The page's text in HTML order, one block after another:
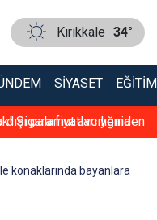
Kırıkkale 34°
SIYASET EĞITIM
palamut avcılığına
konaklarında bayanlara